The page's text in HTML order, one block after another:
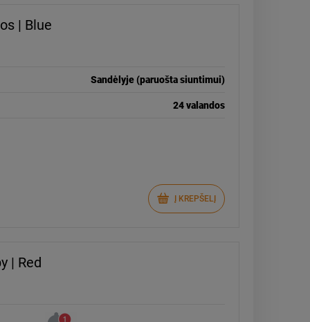
| Blue
Sandėlyje (paruošta siuntimui)
24 valandos
Į KREPŠELĮ
| Red